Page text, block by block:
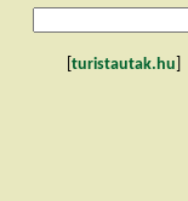
turistautak.hu